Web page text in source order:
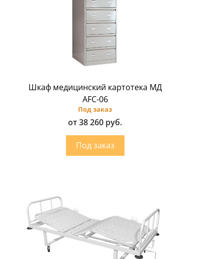
Шкаф медицинский картотека МД
AFC-06
Под заказ
от 38 260 руб.